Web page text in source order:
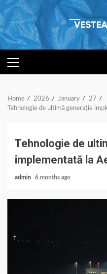
Skip
to
content
PRIMARY
MENU
Home 2026 January
27
Tehnologie de ultimă generație
Tehnologie de
implementată la
admin 6 months ago